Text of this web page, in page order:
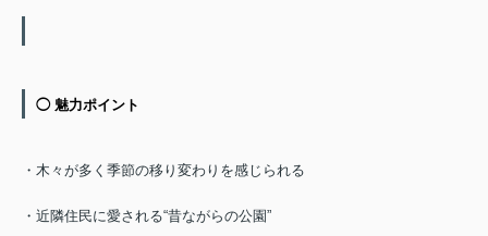
◯ 魅力ポイント
・木々が多く季節の移り変わりを感じられる
・近隣住民に愛される“昔ながらの公園”